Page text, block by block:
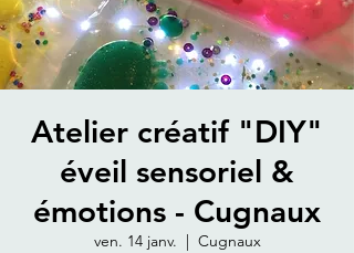
Atelier créatif "DIY"
éveil sensoriel &
émotions - Cugnaux
ven. 14 janv.
  |
Cugnaux